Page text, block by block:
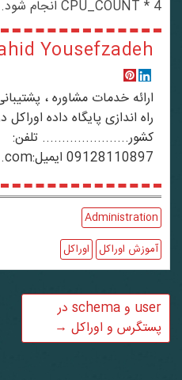
Vahid Yousefzadeh
ارائه خدمات مشاوره ،
راه اندازی پایگاه داده اوراکل در
کشور...................... تلفن:
09128110897 ایمیل:vahidusefzadeh@gmail.com
Administration
آموزش اوراکل اوراکل
user و schema در
پستگرس و اوراکل→